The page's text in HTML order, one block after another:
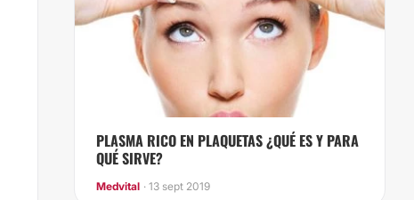
PLASMA RICO EN PLAQUETAS ¿QUÉ ES Y PARA
QUÉ SIRVE?
Medvital · 13 sept 2019